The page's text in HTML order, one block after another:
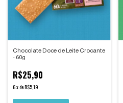
Chocolate Doce de Leite Crocante
- 60g
R$25,90
6xdeR$5,19